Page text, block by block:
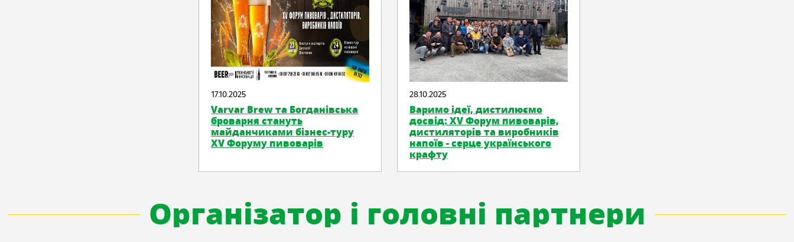
17.10.2025
Varvar Brew та Богданівська
броварня стануть
майданчиками бізнес-туру
XV Форуму пивоварів
28.10.2025
Варимо ідеї, дистилюємо
досвід: XV Форум пивоварів,
дистиляторів та виробників
напоїв - серце українського
крафту
Організатор і головні партнери